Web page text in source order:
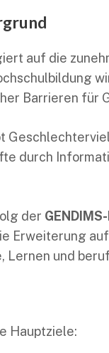
auf die
Barrieren für
durch
der
Erweiterung
Lernen und
Hauptziele: